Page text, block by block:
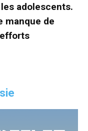
adolescents.
manque de